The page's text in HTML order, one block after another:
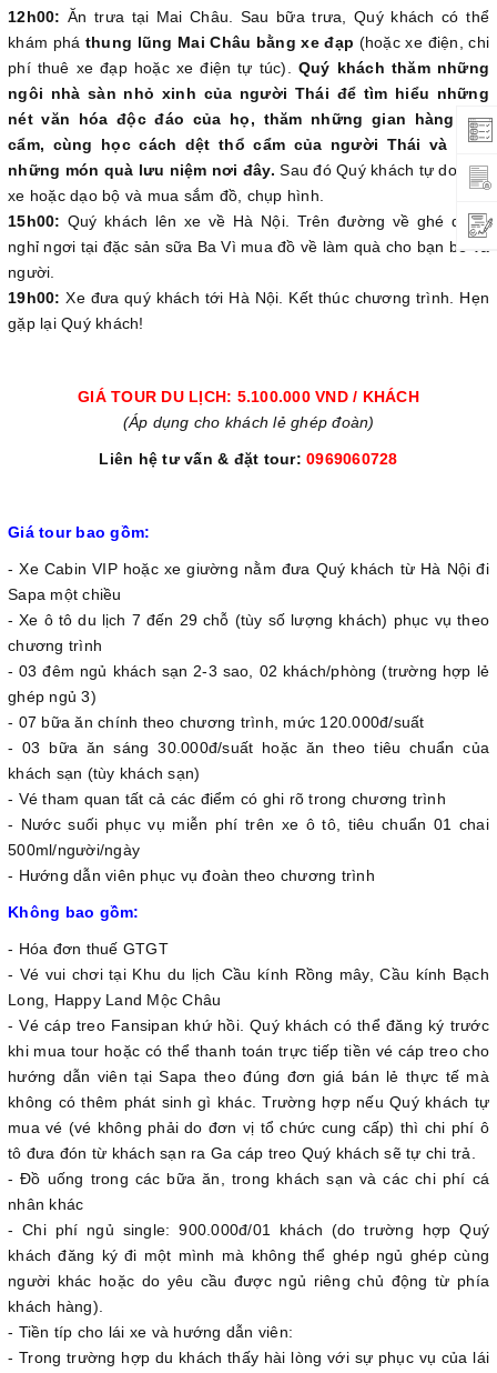
12h00:Ăn trưa tại Mai Châu. Sau bữa trưa, Quý khách có thể
khám phá thung lũng Mai Châu bằng xe đạp (hoặc xe điện, chi
phí thuê xe đạp hoặc xe điện tự túc). Quý khách thăm những
ngôi nhà sàn nhỏ xinh của người Thái để tìm hiểu những
nét văn hóa độc đáo của họ, thăm những gian hàng thổ
cẩm, cùng học cách dệt thổ cẩm của người Thái và mua
những món quà lưu niệm nơi đây. Sau đó Quý khách tự do đạp
xe hoặc dạo bộ và mua sắm đồ, chụp hình.
15h00: Quý khách lên xe về Hà Nội. Trên đường về ghé dừng
nghỉ ngơi tại đặc sản sữa Ba Vì mua đồ về làm quà cho bạn bè và
người.
19h00:Xe đưa quý khách tới Hà Nội. Kết thúc chương trình. Hẹn
gặp lại Quý khách!
GIÁ TOUR DU LỊCH: 5.100.000 VND / KHÁCH
(Áp dụng cho khách lẻ ghép đoàn)
Liên hệ tư vấn & đặt tour:0969060728
Giá tour bao gồm:
- Xe Cabin VIP hoặc xe giường nằm đưa Quý khách từ Hà Nội đi
Sapa một chiều
- Xe ô tô du lịch 7 đến 29 chỗ (tùy số lượng khách) phục vụ theo
chương trình
- 03 đêm ngủ khách sạn 2-3 sao, 02 khách/phòng (trường hợp lẻ
ghép ngủ 3)
- 07 bữa ăn chính theo chương trình, mức 120.000đ/suất
- 03 bữa ăn sáng 30.000đ/suất hoặc ăn theo tiêu chuẩn của
khách sạn (tùy khách sạn)
- Vé tham quan tất cả các điểm có ghi rõ trong chương trình
- Nước suối phục vụ miễn phí trên xe ô tô, tiêu chuẩn 01 chai
500ml/người/ngày
- Hướng dẫn viên phục vụ đoàn theo chương trình
Không bao gồm:
- Hóa đơn thuế GTGT
- Vé vui chơi tại Khu du lịch Cầu kính Rồng mây, Cầu kính Bạch
Long, Happy Land Mộc Châu
- Vé cáp treo Fansipan khứ hồi. Quý khách có thể đăng ký trước
khi mua tour hoặc có thể thanh toán trực tiếp tiền vé cáp treo cho
hướng dẫn viên tại Sapa theo đúng đơn giá bán lẻ thực tế mà
không có thêm phát sinh gì khác. Trường hợp nếu Quý khách tự
mua vé (vé không phải do đơn vị tổ chức cung cấp) thì chi phí ô
tô đưa đón từ khách sạn ra Ga cáp treo Quý khách sẽ tự chi trả.
- Đồ uống trong các bữa ăn, trong khách sạn và các chi phí cá
nhân khác
- Chi phí ngủ single: 900.000đ/01 khách (do trường hợp Quý
khách đăng ký đi một mình mà không thể ghép ngủ ghép cùng
người khác hoặc do yêu cầu được ngủ riêng chủ động từ phía
khách hàng).
- Tiền típ cho lái xe và hướng dẫn viên:
- Trong trường hợp du khách thấy hài lòng với sự phục vụ của lái